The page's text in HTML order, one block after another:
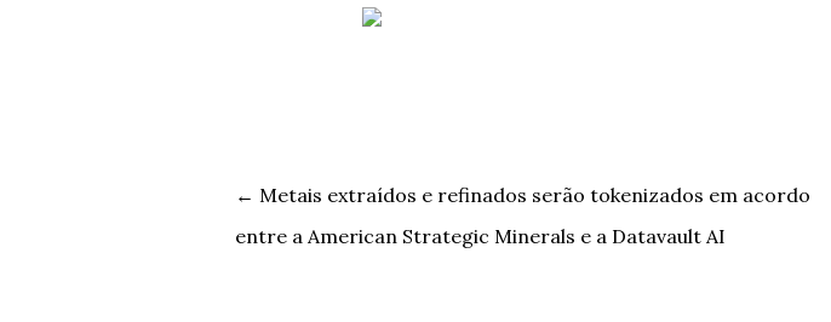
← Metais extraídos e refinados serão tokenizados em acordo
entre a American Strategic Minerals e a Datavault AI